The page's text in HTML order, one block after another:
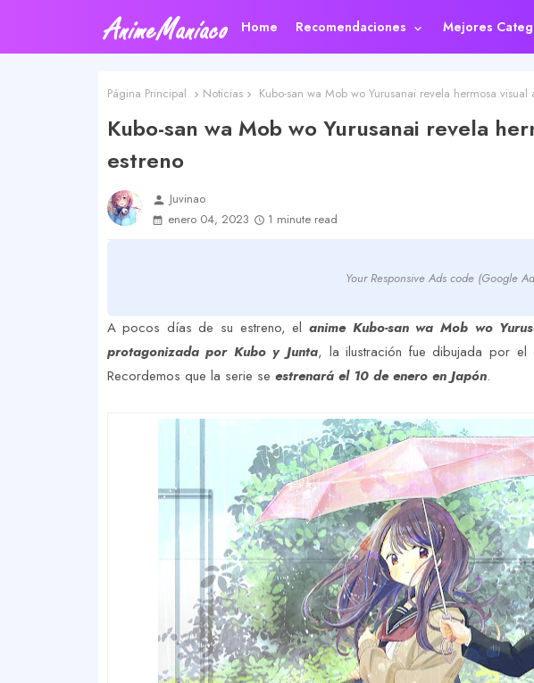
Home Recomendaciones Mejores
Página Principal Noticias Kubo-san wa Mob wo Yurusanai revela hermosa visual
Kubo-san wa Mob wo Yurusanai revela
estreno
person Juvinao
enero 04, 2023
1 minute read
Your Responsive Ads code (Google
A pocos días de su estreno, elanime Kubo-san wa Mob wo
protagonizada por Kubo y Junta, la ilustración fue dibujada por el
Recordemos que la serie se estrenará el 10 de enero en Japón.